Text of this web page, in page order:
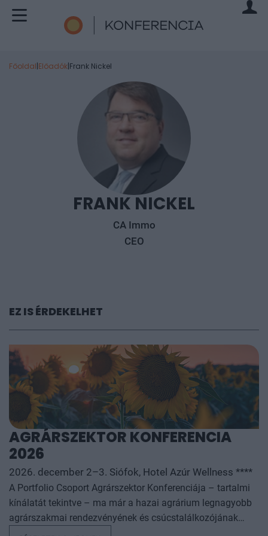
Főoldal|Előadók|Frank Nickel
FRANK NICKEL
CA Immo
CEO
EZ IS ÉRDEKELHET
AGRÁRSZEKTOR KONFERENCIA
2026
2026. december 2–3. Siófok, Hotel Azúr Wellness ****
A Portfolio Csoport Agrárszektor Konferenciája – tartalmi
kínálatát tekintve – ma már a hazai agrárium legnagyobb
agrárszakmai rendezvényének és csúcstalálkozójának
számít. A konferencia célja, hogy összegezze és elemezze